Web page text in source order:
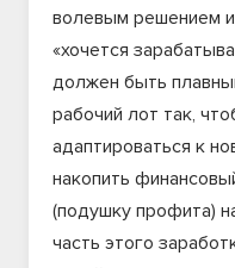
волевым решением
«хочется
должен быть
рабочий лот так,
адаптироваться к
накопить
(подушку профита)
часть этого